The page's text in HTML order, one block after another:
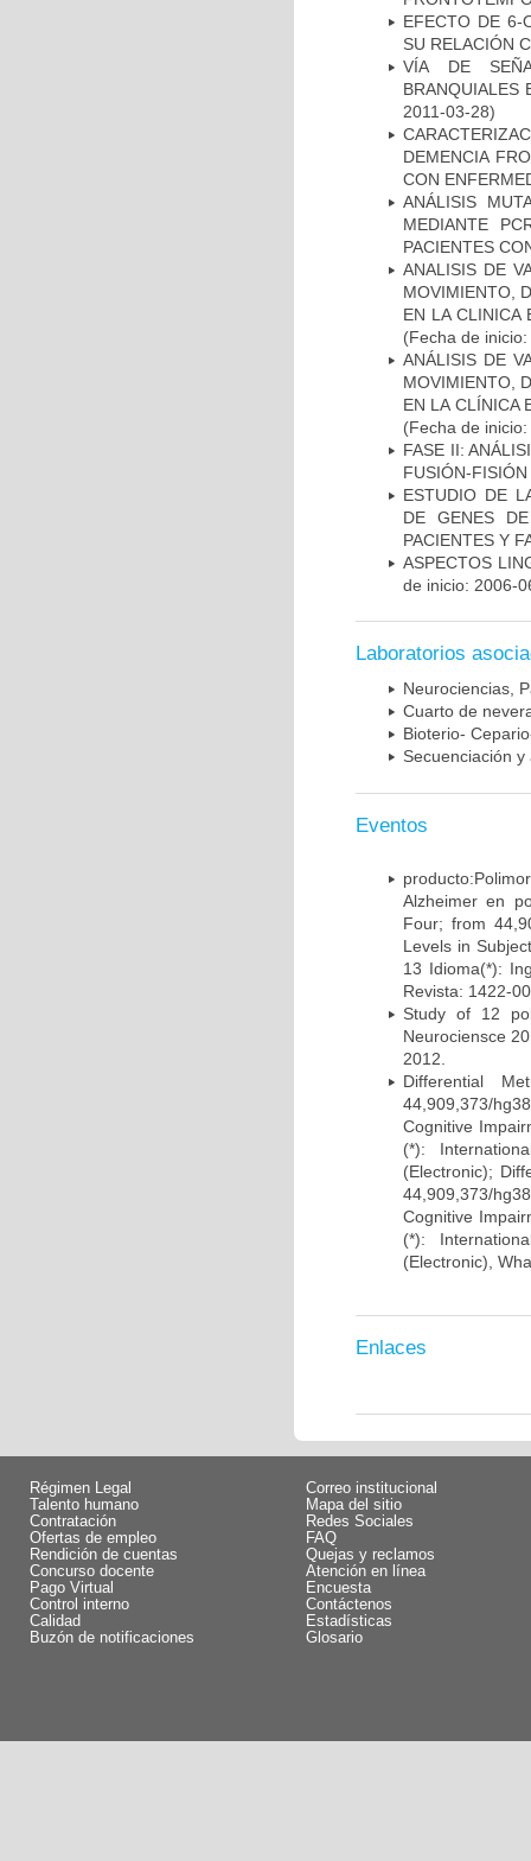
EFECTO DE 6-
SU RELACIÓN
VÍA DE
BRANQUIALES
2011-03-28)
DEMENCIA
CON
ANÁLISIS
MEDIANTE
PACIENTES
ANALISIS DE
MOVIMIENTO,
EN LA CLINICA
(Fecha de
ANÁLISIS DE
MOVIMIENTO,
EN LA CLÍNICA
(Fecha de
FASE II:
FUSIÓN-
ESTUDIO DE
DE GENES
PACIENTES Y
ASPECTOS
de inicio: 2006-
Laboratorios
Neurociencias,
Cuarto de
Bioterio-
Secuenciación
Eventos
Alzheimer en
Four; from
Levels in
13 Idioma(*):
Revista: 1422-
Study of 12
Neurociensce
2012.
Differential
44,909,373/
Cognitive
(*):
(Electronic);
44,909,373/
Cognitive
(*):
(Electronic),
Enlaces
Régimen Legal
Talento humano
Contratación
Ofertas de empleo
Rendición de cuentas
Concurso docente
Pago Virtual
Control interno
Calidad
Buzón de notificaciones
Correo institucional
Mapa del sitio
Redes Sociales
FAQ
Quejas y reclamos
Atención en línea
Encuesta
Contáctenos
Estadísticas
Glosario